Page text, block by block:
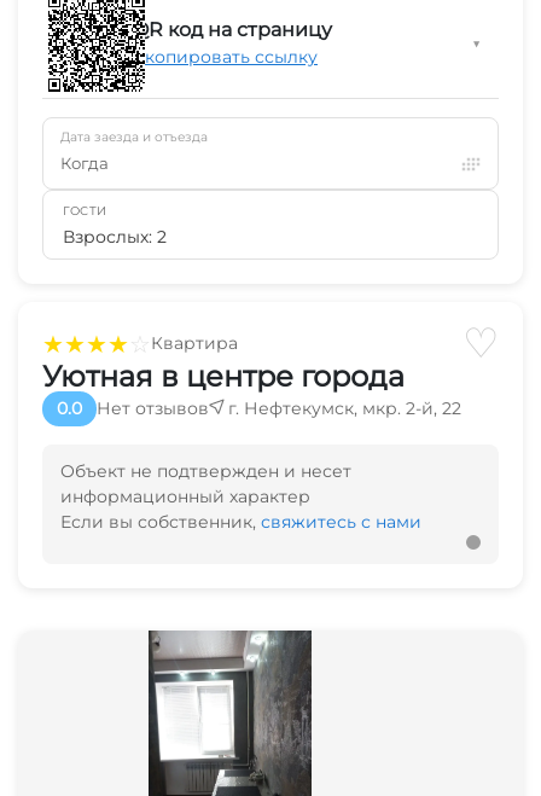
★★★★☆Квартира ♡
Уютная в центре города
0.0 Нет отзывов г. Нефтекумск, мкр. 2-й, 22
Объект не подтвержден и несет
информационный характер
Если вы собственник, свяжитесь с нами
QR код на страницу
Скопировать ссылку
▼
Дата заезда и отъезда
Когда
ГОСТИ
Взрослых: 2